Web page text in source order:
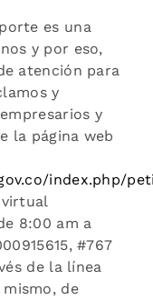
es una
y por eso,
atención para
y
y
la página web
index.php/
8:00 am a
#767
de la línea
mismo, de